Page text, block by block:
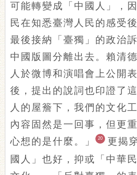
可能轉變成「中國人」，
民在知悉臺灣人民的感受
最後接納「臺獨」的政治
中國版圖分離出去。賴清
人於微博和演唱會上公開
後，提出的說詞也印證了
人的屋簷下，我們的文化
內容固然是一回事，但更
心想的是什麼。」
20
更揭
國人」也好，抑或「中華